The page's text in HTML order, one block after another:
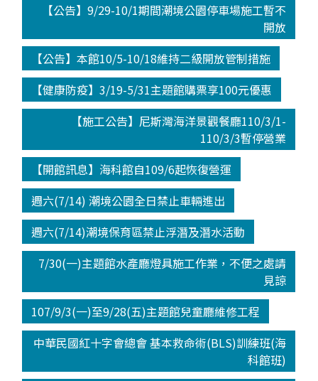
【公告】9/29-10/1期間潮境公園停車場施工暫不
開放
【公告】本館10/5-10/18維持二級開放管制措施
【健康防疫】3/19-5/31主題館購票享100元優惠
【施工公告】尼斯灣海洋景觀餐廳110/3/1-
110/3/3暫停營業
【開館訊息】海科館自109/6起恢復營運
週六(7/14) 潮境公園全日禁止車輛進出
週六(7/14)潮境保育區禁止浮潛及潛水活動
7/30(一)主題館水產廳燈具施工作業，不便之處請
見諒
107/9/3(一)至9/28(五)主題館兒童廳維修工程
中華民國紅十字會總會 基本救命術(BLS)訓練班(海
科館班)